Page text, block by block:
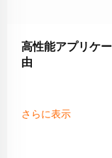
高性能アプリケ
由
さらに表示